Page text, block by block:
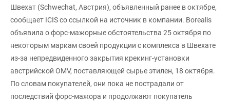
Швехат (Schwechat, Австрия), объявленный ранее в октябре,
сообщает ICIS со ссылкой на источник в компании. Borealis
объявила о форс-мажорные обстоятельства 25 октября по
некоторым маркам своей продукции с комплекса в Швехате
из-за непредвиденного закрытия крекинг-установки
австрийской OMV, поставляющей сырье этилен, 18 октября.
По словам покупателей, они пока не пострадали от
последствий форс-мажора и продолжают покупатель